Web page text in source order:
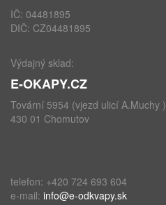
IČ: 04481895
DIČ: CZ04481895
Výdajný sklad:
E-OKAPY.CZ
Tovární 5954 (vjezd ulicí A.Muchy )
430 01 Chomutov
telefon: +420 724 693 604
e-mail: info@e-odkvapy.sk